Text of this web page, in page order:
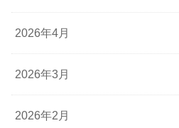
2026年4月
2026年3月
2026年2月